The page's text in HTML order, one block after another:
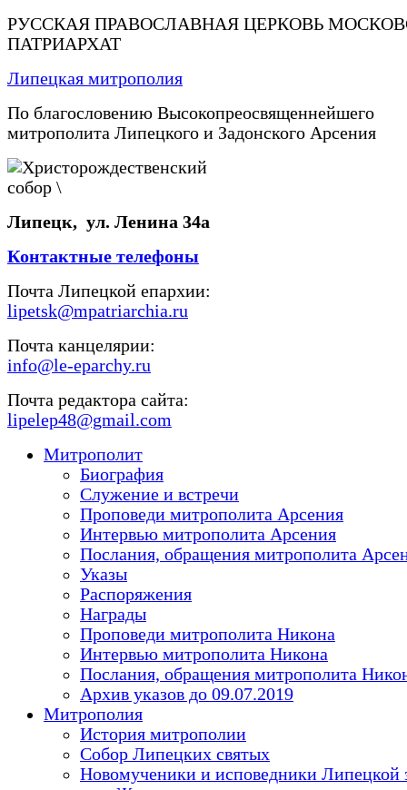
РУССКАЯ ПРАВОСЛАВНАЯ ЦЕРКОВЬ
ПАТРИАРХАТ
Липецкая митрополия
По благословению Высокопреосвященнейшего
митрополита Липецкого и Задонского Арсения
Липецк, ул. Ленина 34а
Контактные телефоны
Почта Липецкой епархии:
lipetsk@mpatriarchia.ru
Почта канцелярии:
info@le-eparchy.ru
Почта редактора сайта:
lipelep48@gmail.com
Митрополит
Биография
Служение и встречи
Проповеди митрополита Арсения
Интервью митрополита Арсения
Послания, обращения митрополита
Указы
Распоряжения
Награды
Проповеди митрополита Никона
Интервью митрополита Никона
Послания, обращения митрополита
Архив указов до 09.07.2019
Митрополия
История митрополии
Собор Липецких святых
Новомученики и исповедники Липецкой